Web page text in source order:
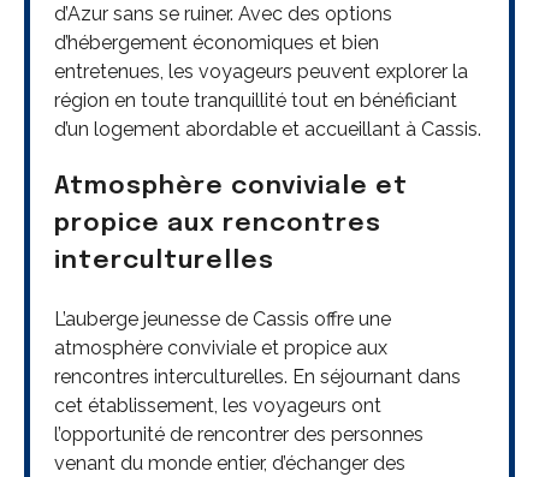
d’Azur sans se ruiner. Avec des options
d’hébergement économiques et bien
entretenues, les voyageurs peuvent explorer la
région en toute tranquillité tout en bénéficiant
d’un logement abordable et accueillant à Cassis.
Atmosphère conviviale et
propice aux rencontres
interculturelles
L’auberge jeunesse de Cassis offre une
atmosphère conviviale et propice aux
rencontres interculturelles. En séjournant dans
cet établissement, les voyageurs ont
l’opportunité de rencontrer des personnes
venant du monde entier, d’échanger des